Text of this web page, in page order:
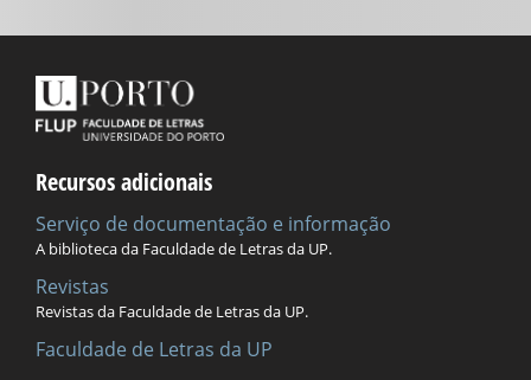
Recursos adicionais
Serviço de documentação e informação
A biblioteca da Faculdade de Letras da UP.
Revistas
Revistas da Faculdade de Letras da UP.
Faculdade de Letras da UP